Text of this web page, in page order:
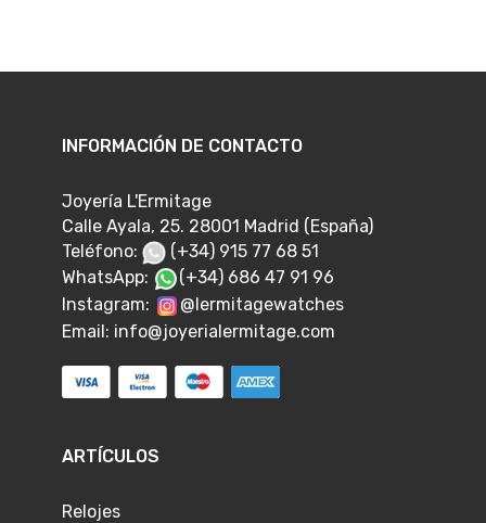
INFORMACIÓN DE CONTACTO
Joyería L'Ermitage
Calle Ayala, 25. 28001 Madrid (España)
Teléfono:
(+34) 915 77 68 51
WhatsApp:
(+34) 686 47 91 96
Instagram:
@lermitagewatches
Email: info@joyerialermitage.com
ARTÍCULOS
Relojes